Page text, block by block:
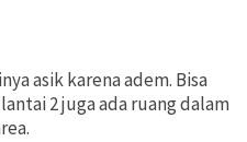
asik karena adem. Bisa
2 juga ada ruang dalam